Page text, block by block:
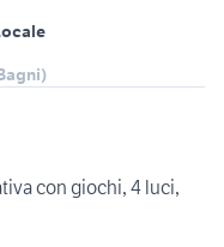
con giochi, 4 luci,